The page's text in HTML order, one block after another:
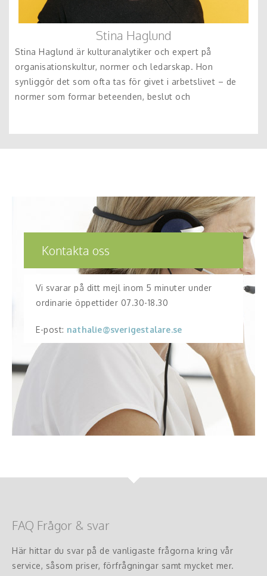
Stina Haglund
Stina Haglund är kulturanalytiker och expert på
organisationskultur, normer och ledarskap. Hon
synliggör det som ofta tas för givet i arbetslivet – de
normer som formar beteenden, beslut och
Kontakta oss
Vi svarar på ditt mejl inom 5 minuter under
ordinarie öppettider 07.30-18.30
E-post: nathalie@sverigestalare.se
FAQ Frågor & svar
Här hittar du svar på de vanligaste frågorna kring vår
service, såsom priser, förfrågningar samt mycket mer.